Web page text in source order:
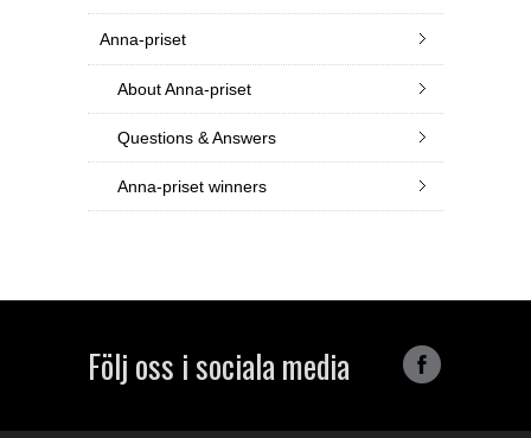
Anna-priset
About Anna-priset
Questions & Answers
Anna-priset winners
Följ oss i sociala media